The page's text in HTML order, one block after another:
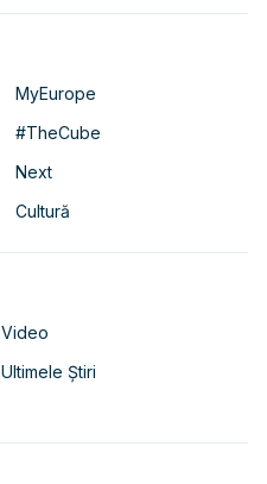
MyEurope
#TheCube
Next
Cultură
Video
Ultimele Știri